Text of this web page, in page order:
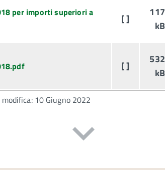
per importi superiori a
[ ]
117
kB
[ ]
532
kB
10 Giugno 2022